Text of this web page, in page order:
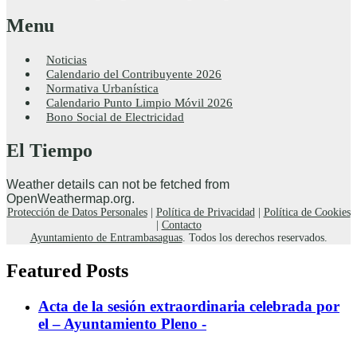
Menu
Noticias
Calendario del Contribuyente 2026
Normativa Urbanística
Calendario Punto Limpio Móvil 2026
Bono Social de Electricidad
El Tiempo
Weather details can not be fetched from
OpenWeathermap.org.
Protección de Datos Personales| Política de Privacidad| Política de Cookies
Contacto
Ayuntamiento de Entrambasaguas. Todos los derechos reservados.
Featured Posts
Acta de la sesión extraordinaria celebrada por
el – Ayuntamiento Pleno -